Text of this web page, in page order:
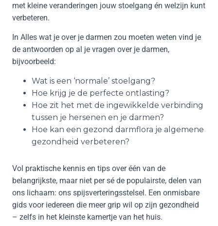
met kleine veranderingen jouw stoelgang én welzijn kunt
verbeteren.
In Alles wat je over je darmen zou moeten weten vind je
de antwoorden op al je vragen over je darmen,
bijvoorbeeld:
Wat is een ‘normale’ stoelgang?
Hoe krijg je de perfecte ontlasting?
Hoe zit het met de ingewikkelde verbinding
tussen je hersenen en je darmen?
Hoe kan een gezond darmflora je algemene
gezondheid verbeteren?
Vol praktische kennis en tips over één van de
belangrijkste, maar niet per sé de populairste, delen van
ons lichaam: ons spijsverteringsstelsel. Een onmisbare
gids voor iedereen die meer grip wil op zijn gezondheid
– zelfs in het kleinste kamertje van het huis.